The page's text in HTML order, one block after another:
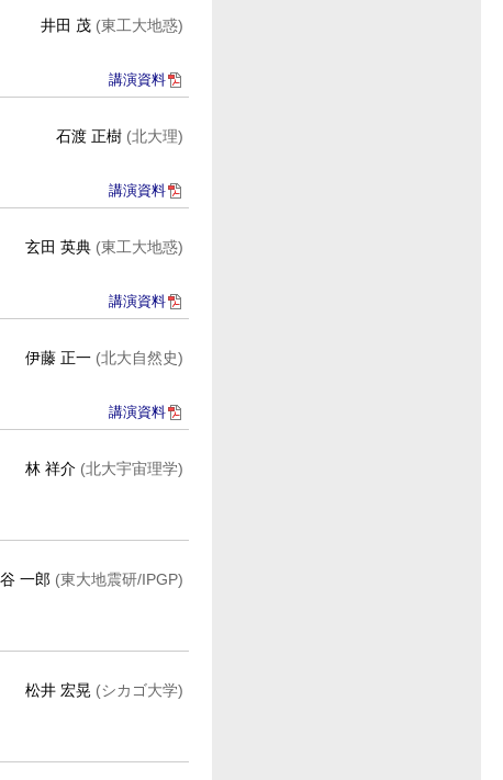
井田 茂 (東工大地惑)
講演資料
石渡 正樹 (北大理)
講演資料
玄田 英典 (東工大地惑)
講演資料
伊藤 正一 (北大自然史)
講演資料
林 祥介 (北大宇宙理学)
一郎 (東大地震研/IPGP)
松井 宏晃 (シカゴ大学)